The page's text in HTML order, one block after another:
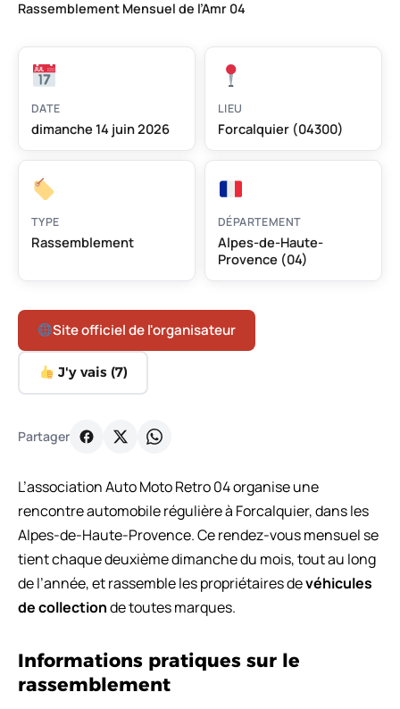
Rassemblement Mensuel de l’Amr 04
DATE
dimanche 14 juin 2026
LIEU
Forcalquier (04300)
TYPE
Rassemblement
DÉPARTEMENT
Alpes-de-Haute-
Provence (04)
Site officiel de l'organisateur
J'y vais (7)
Partager
L’association Auto Moto Retro 04 organise une
rencontre automobile régulière à Forcalquier, dans les
Alpes-de-Haute-Provence. Ce rendez-vous mensuel se
tient chaque deuxième dimanche du mois, tout au long
de l’année, et rassemble les propriétaires devéhicules
de collectionde toutes marques.
Informations pratiques sur le
rassemblement